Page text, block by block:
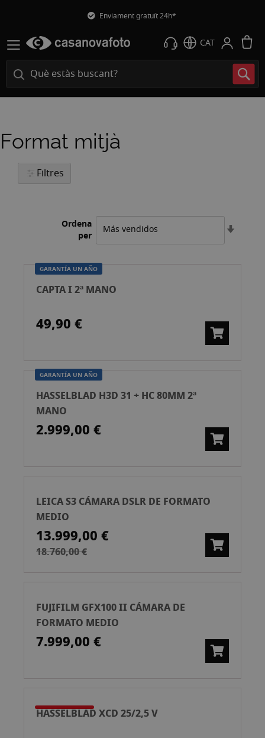
Enviament gratuït 24h*
CAT
Format mitjà
Filtres
Ordena
per
GARANTÍA UN AÑO
CAPTA I 2ª MANO
49,90 €
GARANTÍA UN AÑO
HASSELBLAD H3D 31 + HC 80MM 2ª
MANO
2.999,00 €
LEICA S3 CÁMARA DSLR DE FORMATO
MEDIO
13.999,00 €
18.760,00 €
FUJIFILM GFX100 II CÁMARA DE
FORMATO MEDIO
7.999,00 €
HASSELBLAD XCD 25/2,5 V